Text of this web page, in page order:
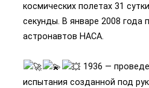
космических полетах 31
секунды. В январе 2008 года
астронавтов НАСА.
1936 —
испытания созданной под